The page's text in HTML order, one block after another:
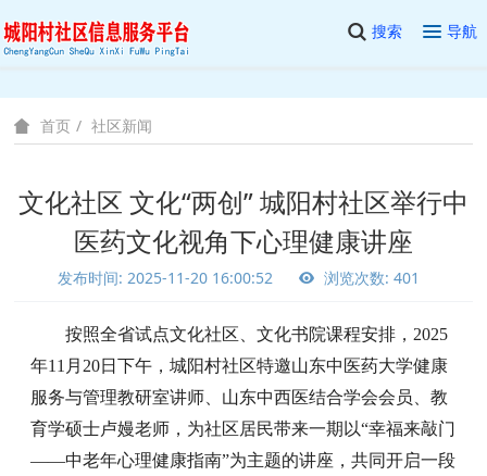
搜索 导航
首页 社区新闻
文化社区 文化“两创” 城阳村社区举行中
医药文化视角下心理健康讲座
发布时间: 2025-11-20 16:00:52 浏览次数: 401
按照全省试点文化社区、文化书院课程安排， 2025
年11月20日下午，城阳村社区特邀山东中医药大学健康
服务与管理教研室讲师、山东中西医结合学会会员、教
育学硕士卢嫚老师，为社区居民带来一期以“幸福来敲门
——中老年心理健康指南”为主题的讲座 ，共同开启一段